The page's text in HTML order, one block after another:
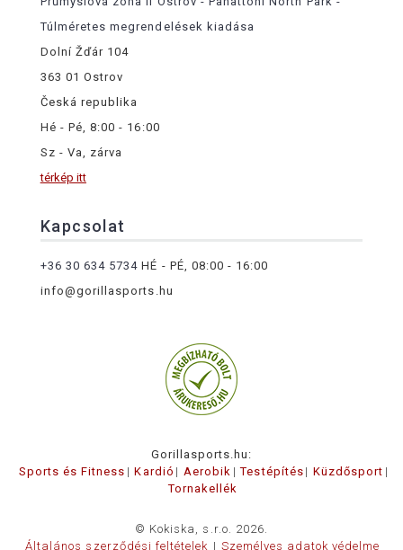
Túlméretes megrendelések kiadása
Dolní Žďár 104
363 01 Ostrov
Česká republika
Hé - Pé, 8:00 - 16:00
Sz - Va, zárva
térkép itt
Kapcsolat
+36 30 634 5734 HÉ - PÉ, 08:00 - 16:00
info@gorillasports.hu
Gorillasports.hu:
Sports és Fitness
Kardió Aerobik Testépítés
Küzdősport
Tornakellék
© Kokiska, s.r.o. 2026.
Általános szerződési feltételek
Személyes adatok védelme